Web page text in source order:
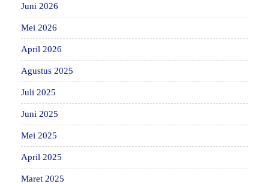
Juni 2026
Mei 2026
April 2026
Agustus 2025
Juli 2025
Juni 2025
Mei 2025
April 2025
Maret 2025